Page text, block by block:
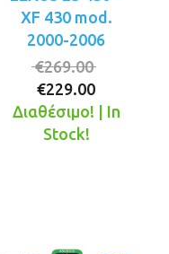
XF 430 mod.
2000-2006
€269.00
was:
€229.00
Διαθέσιμο! | In
Stock!